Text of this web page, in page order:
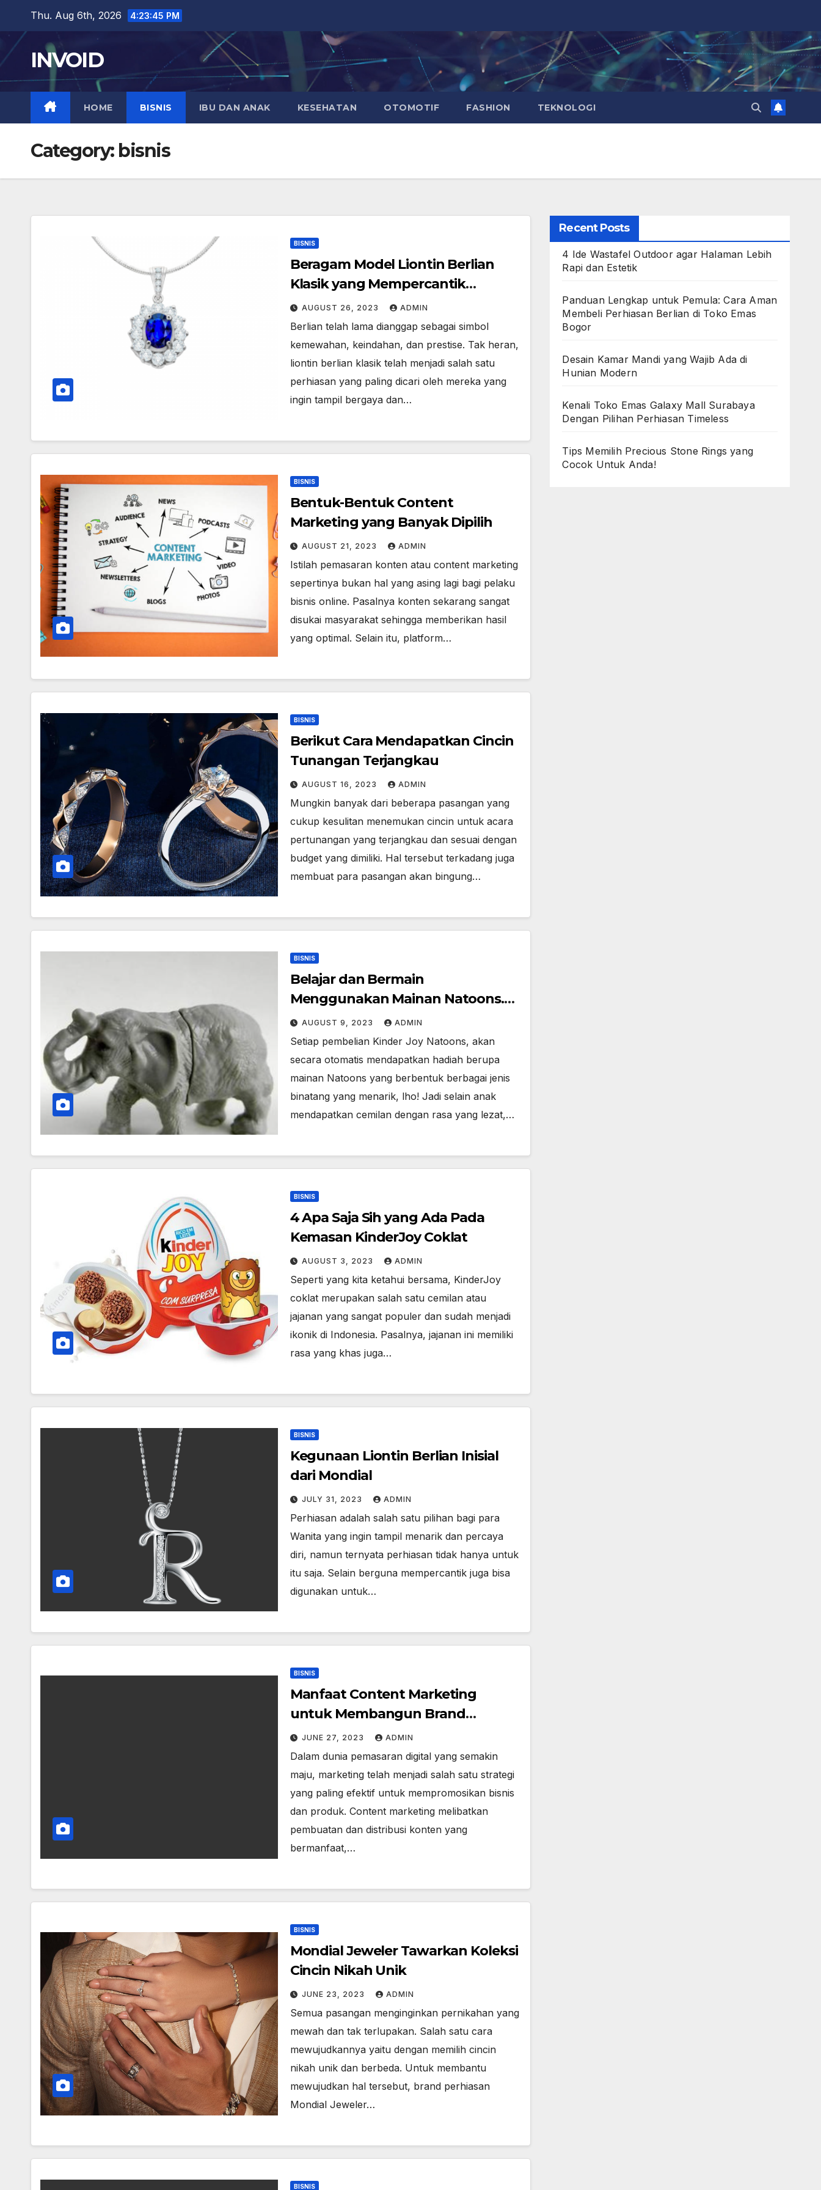
content
Thu. Aug 6th, 2026 4:23:46 PM
INVOID
HOME BISNIS IBU DAN ANAK KESEHATAN OTOMOTIF FASHION TEKNOLOGI
Category: bisnis
BISNIS
Beragam Model Liontin Berlian
Klasik yang Mempercantik
Tampilan
AUGUST 26, 2023 ADMIN
Berlian telah lama dianggap sebagai simbol
kemewahan, keindahan, dan prestise. Tak heran,
liontin berlian klasik telah menjadi salah satu
perhiasan yang paling dicari oleh mereka yang
ingin tampil bergaya dan…
BISNIS
Bentuk-Bentuk Content
Marketing yang Banyak Dipilih
AUGUST 21, 2023 ADMIN
Istilah pemasaran konten atau content marketing
sepertinya bukan hal yang asing lagi bagi pelaku
bisnis online. Pasalnya konten sekarang sangat
disukai masyarakat sehingga memberikan hasil
yang optimal. Selain itu, platform…
BISNIS
Berikut Cara Mendapatkan Cincin
Tunangan Terjangkau
AUGUST 16, 2023 ADMIN
Mungkin banyak dari beberapa pasangan yang
cukup kesulitan menemukan cincin untuk acara
pertunangan yang terjangkau dan sesuai dengan
budget yang dimiliki. Hal tersebut terkadang juga
membuat para pasangan akan bingung…
BISNIS
Belajar dan Bermain
Menggunakan Mainan Natoons.
Dapatkan Hadiahnya, Rasakan
Manfaatnya!
AUGUST 9, 2023 ADMIN
Setiap pembelian Kinder Joy Natoons, akan
secara otomatis mendapatkan hadiah berupa
mainan Natoons yang berbentuk berbagai jenis
binatang yang menarik, lho! Jadi selain anak
mendapatkan cemilan dengan rasa yang lezat,…
BISNIS
4 Apa Saja Sih yang Ada Pada
Kemasan KinderJoy Coklat
AUGUST 3, 2023 ADMIN
Seperti yang kita ketahui bersama, KinderJoy
coklat merupakan salah satu cemilan atau
jajanan yang sangat populer dan sudah menjadi
ikonik di Indonesia. Pasalnya, jajanan ini memiliki
rasa yang khas juga…
BISNIS
Kegunaan Liontin Berlian Inisial
dari Mondial
JULY 31, 2023 ADMIN
Perhiasan adalah salah satu pilihan bagi para
Wanita yang ingin tampil menarik dan percaya
diri, namun ternyata perhiasan tidak hanya untuk
itu saja. Selain berguna mempercantik juga bisa
digunakan untuk…
BISNIS
Manfaat Content Marketing
untuk Membangun Brand
Awareness
JUNE 27, 2023 ADMIN
Dalam dunia pemasaran digital yang semakin
maju, marketing telah menjadi salah satu strategi
yang paling efektif untuk mempromosikan bisnis
dan produk. Content marketing melibatkan
pembuatan dan distribusi konten yang
bermanfaat,…
BISNIS
Mondial Jeweler Tawarkan Koleksi
Cincin Nikah Unik
JUNE 23, 2023 ADMIN
Semua pasangan menginginkan pernikahan yang
mewah dan tak terlupakan. Salah satu cara
mewujudkannya yaitu dengan memilih cincin
nikah unik dan berbeda. Untuk membantu
mewujudkan hal tersebut, brand perhiasan
Mondial Jeweler…
BISNIS
Recent Posts
4 Ide Wastafel Outdoor agar Halaman Lebih
Rapi dan Estetik
Panduan Lengkap untuk Pemula: Cara Aman
Membeli Perhiasan Berlian di Toko Emas
Bogor
Desain Kamar Mandi yang Wajib Ada di
Hunian Modern
Kenali Toko Emas Galaxy Mall Surabaya
Dengan Pilihan Perhiasan Timeless
Tips Memilih Precious Stone Rings yang
Cocok Untuk Anda!